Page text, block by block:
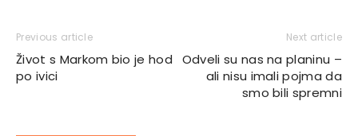
Previous article
Život s Markom bio je hod
po ivici
Next article
Odveli su nas na planinu –
ali nisu imali pojma da
smo bili spremni